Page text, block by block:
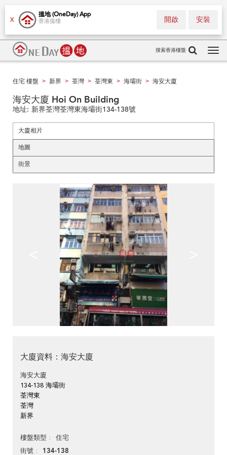
X
搵地 (OneDay) App
香港搵樓 安裝
開啟
搜索香港樓盤
住宅 樓盤 > 新界 > 荃灣 > 荃灣東 > 海壩街 > 海安大廈
海安大廈 Hoi On Building
地址: 新界荃灣荃灣東海壩街134-138號
大廈相片
地圖
街景
大廈資料：海安大廈
海安大廈
134-138 海壩街
荃灣東
荃灣
新界
樓盤類型 住宅
街號 134-138